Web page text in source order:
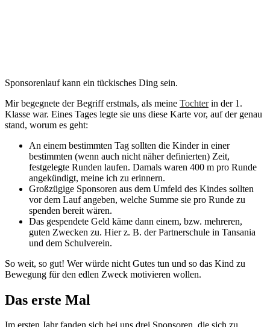
Sponsorenlauf kann ein tückisches Ding sein.
Mir begegnete der Begriff erstmals, als meine Tochterin der 1.
Klasse war. Eines Tages legte sie uns diese Karte vor, auf der genau
stand, worum es geht:
An einem bestimmten Tag sollten die Kinder in einer
bestimmten (wenn auch nicht näher definierten) Zeit,
festgelegte Runden laufen. Damals waren 400 m pro Runde
angekündigt, meine ich zu erinnern.
Großzügige Sponsoren aus dem Umfeld des Kindes sollten
vor dem Lauf angeben, welche Summe sie pro Runde zu
spenden bereit wären.
Das gespendete Geld käme dann einem, bzw. mehreren,
guten Zwecken zu. Hier z. B. der Partnerschule in Tansania
und dem Schulverein.
So weit, so gut! Wer würde nicht Gutes tun und so das Kind zu
Bewegung für den edlen Zweck motivieren wollen.
Das erste Mal